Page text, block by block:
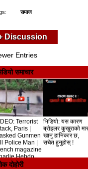
समाज
Discussion
Entries
समाचार
Terrorist
Paris |
Gunmen
Police Man |
magazine
Hebdo
भिडियो: यस कारण
ब्रोइलर कुखुराको
खानु हानिकार छ,
सचेत हुनुहोस् !
दोहोरी